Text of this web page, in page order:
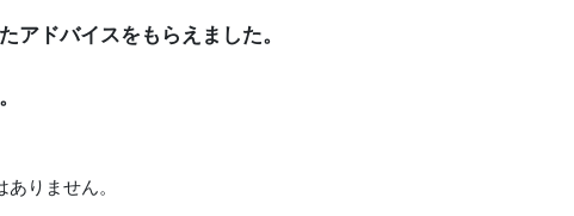
アドバイスをもらえました。
りません。